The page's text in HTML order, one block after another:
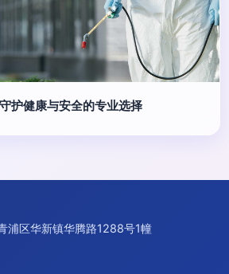
护健康与安全的专业选择
浦区华新镇华腾路1288号1幢